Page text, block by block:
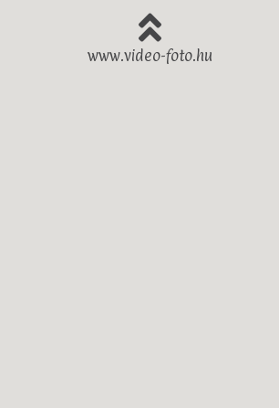
www.video-foto.hu